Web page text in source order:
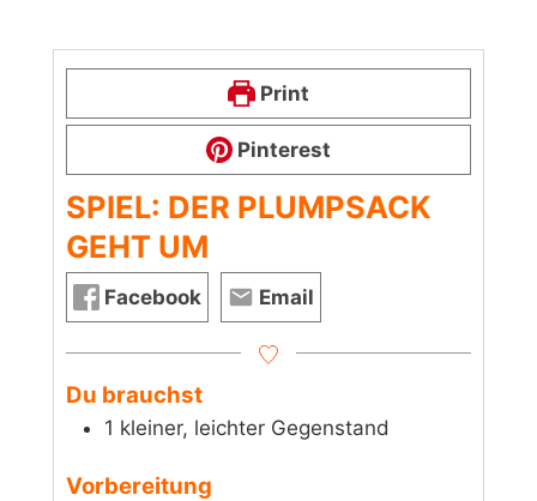
Print
Pinterest
SPIEL: DER PLUMPSACK
GEHT UM
Facebook Email
Du brauchst
1 kleiner, leichter Gegenstand
Vorbereitung